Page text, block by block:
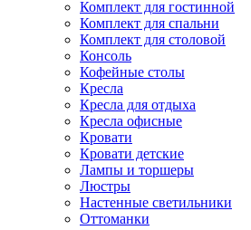
Комплект для гостинной
Комплект для спальни
Комплект для столовой
Консоль
Кофейные столы
Кресла
Кресла для отдыха
Кресла офисные
Кровати
Кровати детские
Лампы и торшеры
Люстры
Настенные светильники
Оттоманки